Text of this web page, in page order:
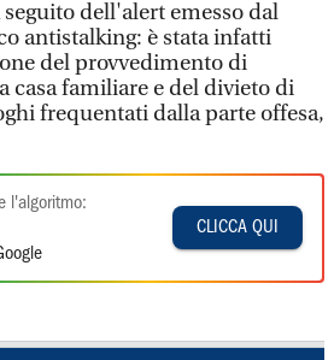
dell'alert emesso dal
antistalking: è stata infatti
del provvedimento di
casa familiare e del divieto di
frequentati dalla parte offesa,
l'algoritmo:
CLICCA QUI